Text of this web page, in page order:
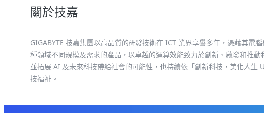
關於技嘉
GIGABYTE 技嘉集團以高品質的研發技術在 ICT 業界享譽多年，憑藉其電
種領域不同規模及需求的產品，以卓越的運算效能致力於創新、啟發和推
並拓展 AI 及未來科技帶給社會的可能性，也持續依「創新科技，美化人
技福祉。